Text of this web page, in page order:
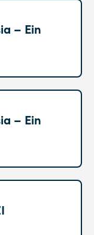
– Ein
– Ein